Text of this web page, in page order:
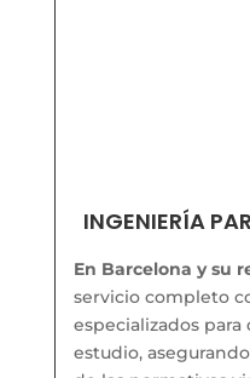
INGENIERÍA
En Barcelona y su
servicio completo
especializados
estudio,